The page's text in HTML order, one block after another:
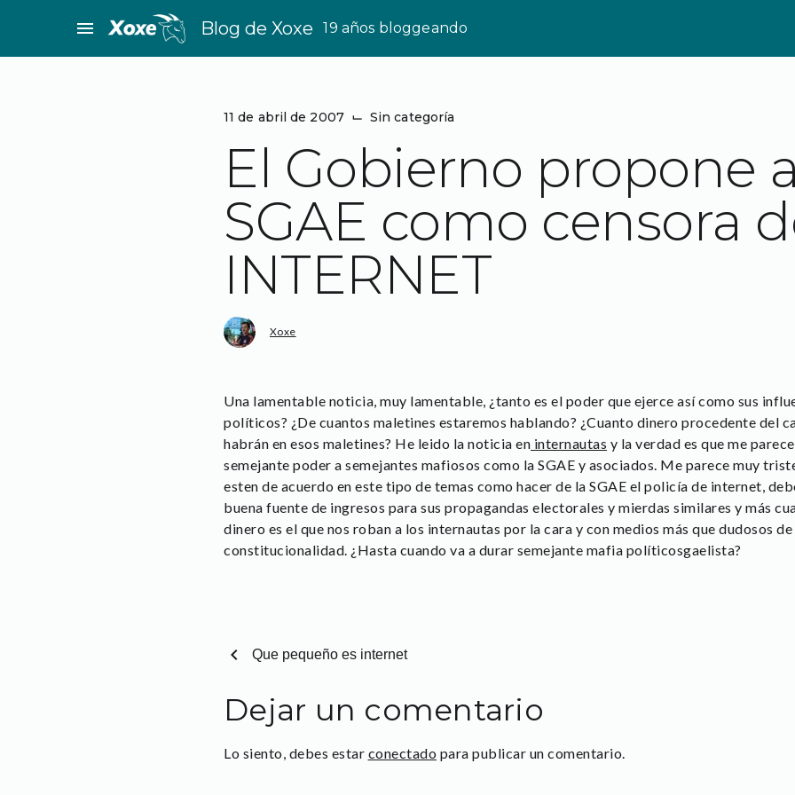
menu Blog de Xoxe 19 años bloggeando
11 de abril de 2007 ⌙ Sin categoría
El Gobierno propone
SGAE como censora
INTERNET
Xoxe
Una lamentable noticia, muy lamentable, ¿tanto es el poder que ejerce así como sus
políticos? ¿De cuantos maletines estaremos hablando? ¿Cuanto dinero procedente del
habrán en esos maletines? He leido la noticia en internautas y la verdad es que me
semejante poder a semejantes mafiosos como la SGAE y asociados. Me parece muy
esten de acuerdo en este tipo de temas como hacer de la SGAE el policía de internet,
buena fuente de ingresos para sus propagandas electorales y mierdas similares y más
dinero es el que nos roban a los internautas por la cara y con medios más que dudosos
constitucionalidad. ¿Hasta cuando va a durar semejante mafia políticosgaelista?
chevron_left Que pequeño es internet
Dejar un comentario
Lo siento, debes estar conectado para publicar un comentario.